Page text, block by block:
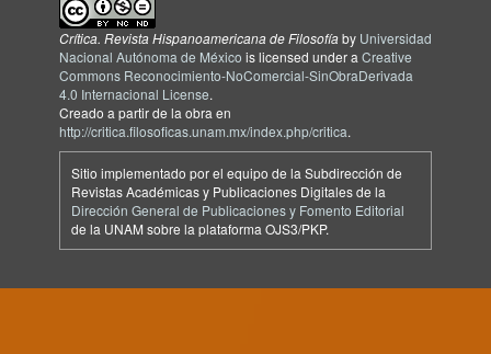
Crítica. Revista Hispanoamericana de Filosofíaby Universidad
Nacional Autónoma de México is licensed under a Creative
Commons Reconocimiento-NoComercial-SinObraDerivada
4.0 Internacional License.
Creado a partir de la obra en
http://critica.filosoficas.unam.mx/index.php/critica.
Sitio implementado por el equipo de la Subdirección de
Revistas Académicas y Publicaciones Digitales de la
Dirección General de Publicaciones y Fomento Editorial
de la UNAM sobre la plataforma OJS3/PKP.